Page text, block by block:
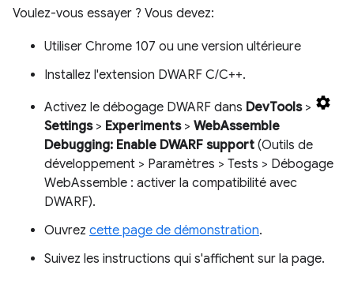
Voulez-vous essayer ? Vous devez:
Utiliser Chrome 107 ou une version ultérieure
Installez l'extension DWARF C/C++.
Activez le débogage DWARF dans DevTools>
Settings> Experiments> WebAssemble
Debugging: Enable DWARF support (Outils de
développement > Paramètres > Tests > Débogage
WebAssemble : activer la compatibilité avec
DWARF).
Ouvrez cette page de démonstration.
Suivez les instructions qui s'affichent sur la page.